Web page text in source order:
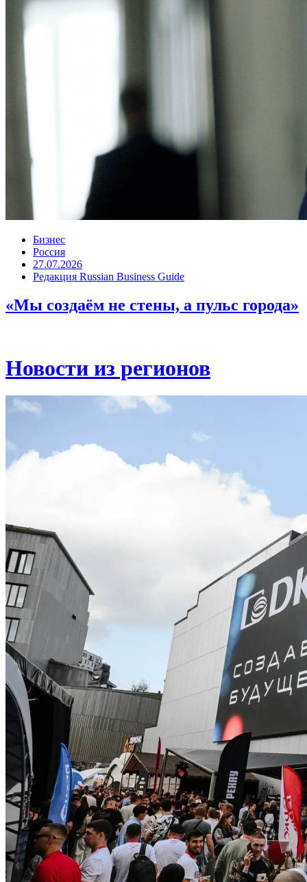
Бизнес
Россия
27.07.2026
Редакция Russian Business Guide
«Мы создаём не стены, а пульс города»
Новости из регионов